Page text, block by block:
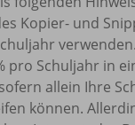
Kopier- und
Schuljahr in
allein Ihre
können.